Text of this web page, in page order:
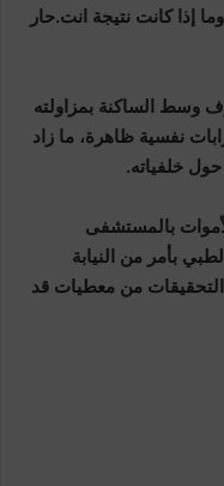
إذا كانت نتيجة انت.حار
وسط الساكنة بمزاولته
نفسية ظاهرة، ما زاد
خلفياته.
بالمستشفى
بأمر من النيابة
التحقيقات من معطيات قد